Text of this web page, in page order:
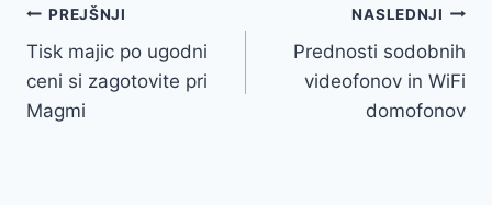
Navigacija
prispevka
PREJŠNJI
Tisk majic po ugodni
ceni si zagotovite pri
Magmi
NASLEDNJI
Prednosti sodobnih
videofonov in WiFi
domofonov